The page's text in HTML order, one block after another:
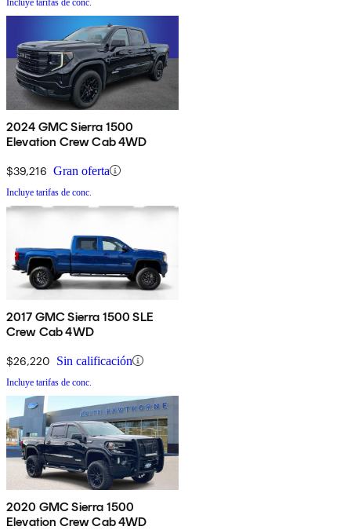
Incluye tarifas de conc.
2024 GMC Sierra 1500
Elevation Crew Cab 4WD
$39,216 Gran oferta
Incluye tarifas de conc.
2017 GMC Sierra 1500 SLE
Crew Cab 4WD
$26,220 Sin calificación
Incluye tarifas de conc.
2020 GMC Sierra 1500
Elevation Crew Cab 4WD